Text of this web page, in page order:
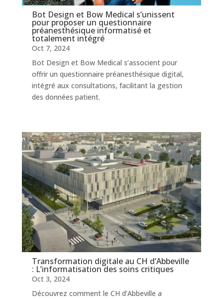
Bot Design et Bow Medical s’unissent
pour proposer un questionnaire
préanesthésique informatisé et
totalement intégré
Oct 7, 2024
Bot Design et Bow Medical s’associent pour
offrir un questionnaire préanesthésique digital,
intégré aux consultations, facilitant la gestion
des données patient.
Transformation digitale au CH d’Abbeville
: L’informatisation des soins critiques
Oct 3, 2024
Découvrez comment le CH d’Abbeville a